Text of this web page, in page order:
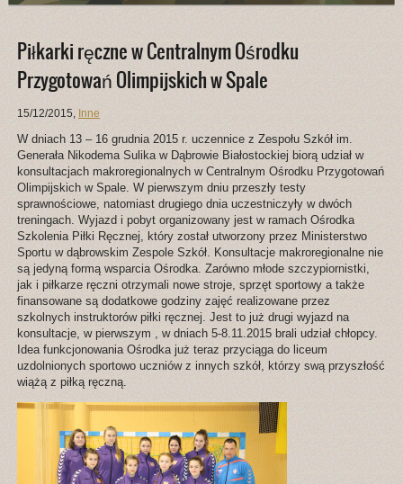
Piłkarki ręczne w Centralnym Ośrodku
Przygotowań Olimpijskich w Spale
15/12/2015, Inne
W dniach 13 – 16 grudnia 2015 r. uczennice z Zespołu Szkół im.
Generała Nikodema Sulika w Dąbrowie Białostockiej biorą udział w
konsultacjach makroregionalnych w Centralnym Ośrodku Przygotowań
Olimpijskich w Spale. W pierwszym dniu przeszły testy
sprawnościowe, natomiast drugiego dnia uczestniczyły w dwóch
treningach. Wyjazd i pobyt organizowany jest w ramach Ośrodka
Szkolenia Piłki Ręcznej, który został utworzony przez Ministerstwo
Sportu w dąbrowskim Zespole Szkół. Konsultacje makroregionalne nie
są jedyną formą wsparcia Ośrodka. Zarówno młode szczypiornistki,
jak i piłkarze ręczni otrzymali nowe stroje, sprzęt sportowy a także
finansowane są dodatkowe godziny zajęć realizowane przez
szkolnych instruktorów piłki ręcznej. Jest to już drugi wyjazd na
konsultacje, w pierwszym , w dniach 5-8.11.2015 brali udział chłopcy.
Idea funkcjonowania Ośrodka już teraz przyciąga do liceum
uzdolnionych sportowo uczniów z innych szkół, którzy swą przyszłość
wiążą z piłką ręczną.